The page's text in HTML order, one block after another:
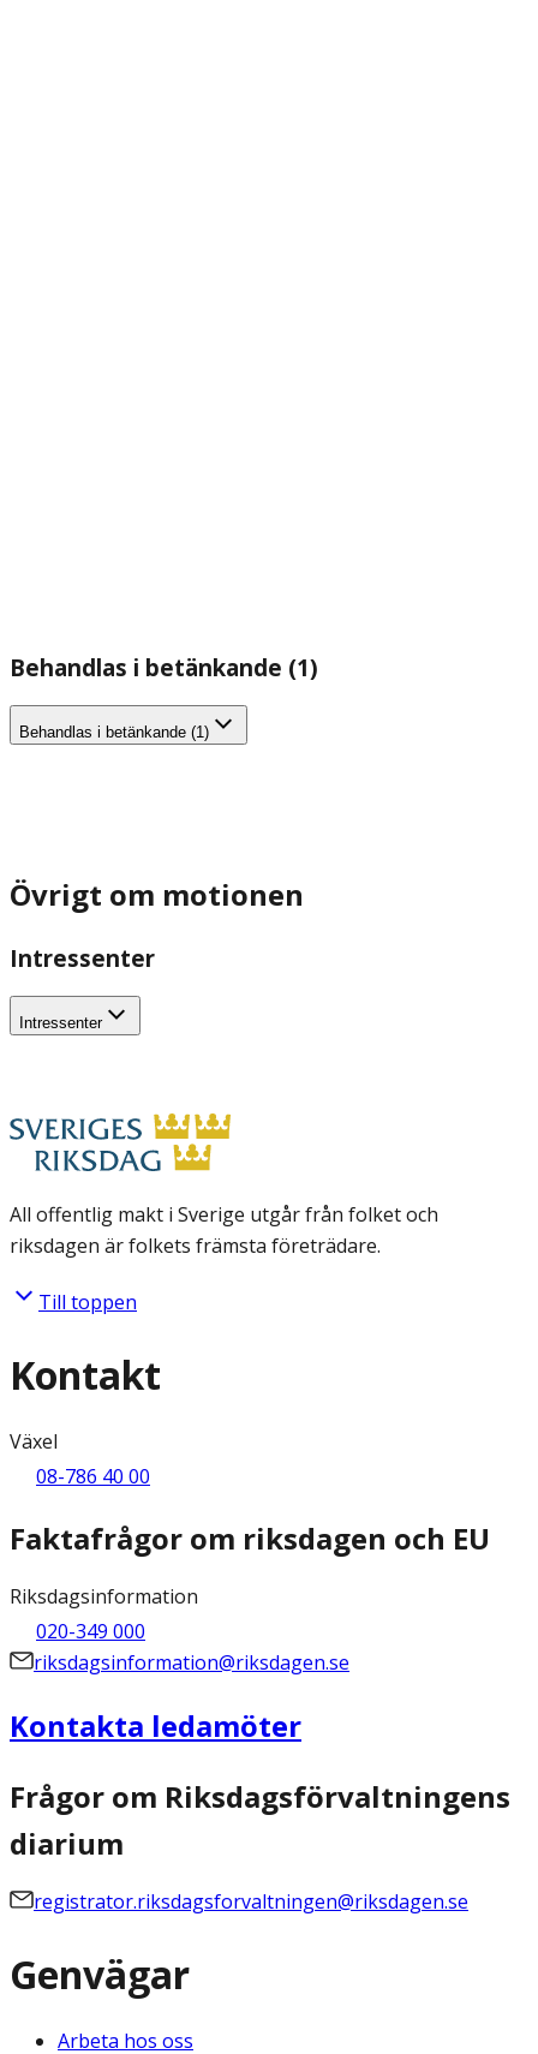
Behandlas i betänkande (1)
Behandlas i betänkande (1)
Övrigt om motionen
Intressenter
Intressenter
All offentlig makt i Sverige utgår från folket och
riksdagen är folkets främsta företrädare.
Till toppen
Kontakt
Växel
08-786 40 00
Faktafrågor om riksdagen och EU
Riksdagsinformation
020-349 000
riksdagsinformation@riksdagen.se
Kontakta ledamöter
Frågor om Riksdagsförvaltningens
diarium
registrator.riksdagsforvaltningen@riksdagen.se
Genvägar
Arbeta hos oss